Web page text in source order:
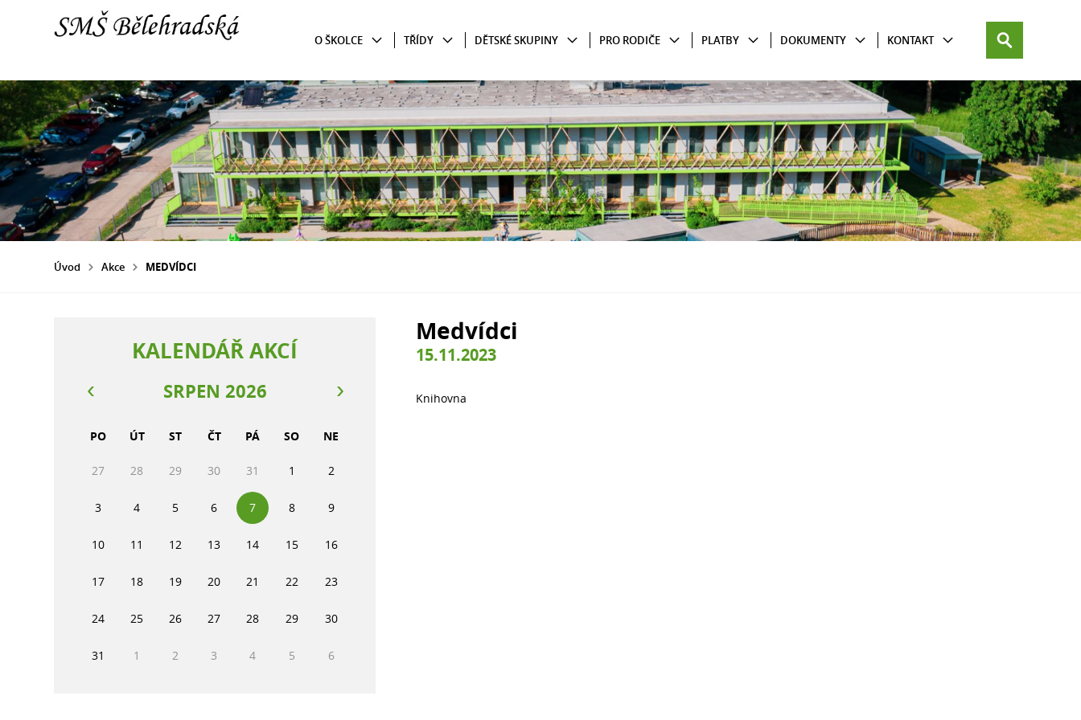
O ŠKOLCE TŘÍDY DĚTSKÉ SKUPINY PRO RODIČE PLATBY DOKUMENTY KONTAKT
Úvod Akce MEDVÍDCI
Medvídci
15.11.2023
Knihovna
KALENDÁŘ AKCÍ
SRPEN 2026
PO ÚT ST ČT PÁ SO NE
27 28 29 30 31 1 2
3 4 5 6 7 8 9
10 11 12 13 14 15 16
17 18 19 20 21 22 23
24 25 26 27 28 29 30
31 1 2 3 4 5 6